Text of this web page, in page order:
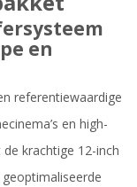
en
referentiewaardige
en high-
krachtige 12-inch